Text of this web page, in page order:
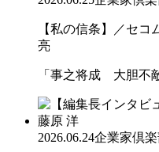
【私の信条】／セ
亮
「事之将成 大胆不
2026.06.24企業家倶